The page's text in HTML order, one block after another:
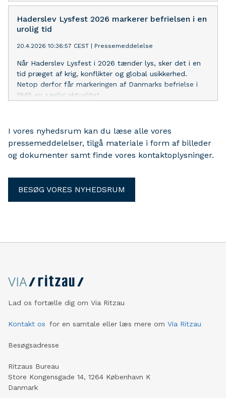
Haderslev Lysfest 2026 markerer befrielsen i en
urolig tid
20.4.2026 10:36:57 CEST Pressemeddelelse
Når Haderslev Lysfest i 2026 tænder lys, sker det i en
tid præget af krig, konflikter og global usikkerhed.
Netop derfor får markeringen af Danmarks befrielse i
1945 en særlig aktualitet.
I vores nyhedsrum kan du læse alle vores
pressemeddelelser, tilgå materiale i form af billeder
og dokumenter samt finde vores kontaktoplysninger.
BESØG VORES NYHEDSRUM
Lad os fortælle dig om Via Ritzau
Kontakt os for en samtale eller læs mere om Via Ritzau
Besøgsadresse
Ritzaus Bureau
Store Kongensgade 14, 1264 København K
Danmark